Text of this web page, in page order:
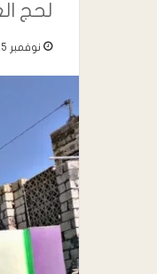
لحج
نوفمبر 5, 2025